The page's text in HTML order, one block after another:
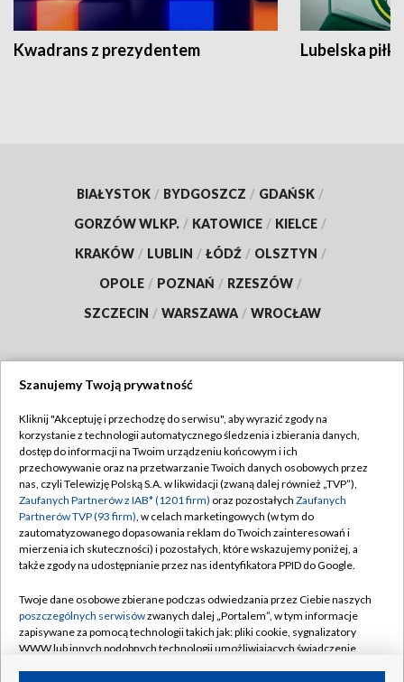
Kwadrans z prezydentem Lubelska piłka
BIAŁYSTOK / BYDGOSZCZ / GDAŃSK /
GORZÓW WLKP. / KATOWICE / KIELCE /
KRAKÓW / LUBLIN / ŁÓDŹ / OLSZTYN /
OPOLE / POZNAŃ / RZESZÓW /
SZCZECIN / WARSZAWA / WROCŁAW
TVP
Abonament TVP
Emisja w TVP
Centrum informacji TVP
Naziemna Telewizja Cyfrowa
Rada Programowa
System NOS
Informacje o nadawcy
Regulamin TVP
Polityka prywatności
Moje zgody
Pomoc
Kontakt
Kanały
Szanujemy Twoją prywatność
Kliknij "Akceptuję i przechodzę do serwisu", aby wyrazić zgody na
korzystanie z technologii automatycznego śledzenia i zbierania danych,
dostęp do informacji na Twoim urządzeniu końcowym i ich
przechowywanie oraz na przetwarzanie Twoich danych osobowych przez
nas, czyli Telewizję Polską S.A. w likwidacji (zwaną dalej również „TVP”),
Zaufanych Partnerów z IAB* (1201 firm) oraz pozostałych Zaufanych
Partnerów TVP (93 firm), w celach marketingowych (w tym do
zautomatyzowanego dopasowania reklam do Twoich zainteresowań i
mierzenia ich skuteczności) i pozostałych, które wskazujemy poniżej, a
także zgody na udostępnianie przez nas identyfikatora PPID do Google.
Twoje dane osobowe zbierane podczas odwiedzania przez Ciebie naszych
poszczególnych serwisówzwanych dalej „Portalem”, w tym informacje
zapisywane za pomocą technologii takich jak: pliki cookie, sygnalizatory
WWW lub innych podobnych technologii umożliwiających świadczenie